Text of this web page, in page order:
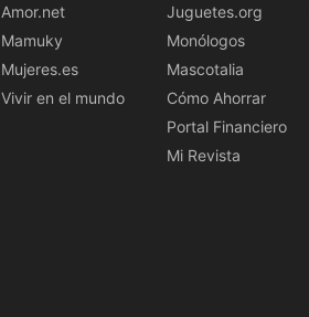
Amor.net
Mamuky
Mujeres.es
Vivir en el mundo
Juguetes.org
Monólogos
Mascotalia
Cómo Ahorrar
Portal Financiero
Mi Revista